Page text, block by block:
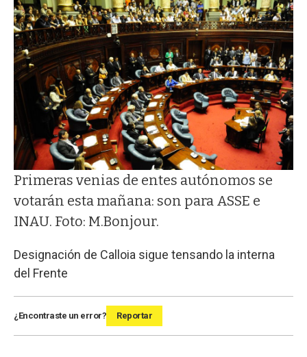
Primeras venias de entes autónomos se
votarán esta mañana: son para ASSE e
INAU. Foto: M.Bonjour.
Designación de Calloia sigue tensando la interna
del Frente
¿Encontraste un error? Reportar